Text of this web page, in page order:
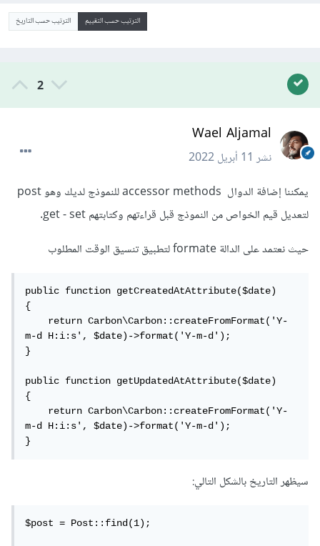
الترتيب حسب التقييم الترتيب حسب التاريخ
2
Wael Aljamal
نشر11 أبريل 2022
يمكننا إضافة الدوال accessor methods للنموذج لديك وهو post
لتعديل قيم الخواص من النموذج قبل قراءتهم وكتابتهم get - set.
حيث نعتمد على الدالة formate لتطبيق تنسيق الوقت المطلوب
public function getCreatedAtAttribute($date)
{
    return Carbon\Carbon::createFromFormat('Y-
m-d H:i:s', $date)->format('Y-m-d');
}
public function getUpdatedAtAttribute($date)
{
    return Carbon\Carbon::createFromFormat('Y-
m-d H:i:s', $date)->format('Y-m-d');
}
سيظهر التاريخ بالشكل التالي:
$post = Post::find(1);